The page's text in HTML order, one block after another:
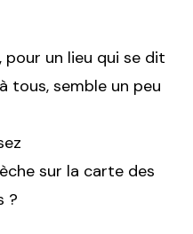
pour un lieu qui se dit
tous, semble un peu
sur la carte des
?